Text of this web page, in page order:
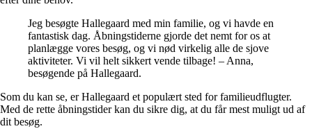
Jeg besøgte Hallegaard med min familie, og vi havde en
fantastisk dag. Åbningstiderne gjorde det nemt for os at
planlægge vores besøg, og vi nød virkelig alle de sjove
aktiviteter. Vi vil helt sikkert vende tilbage! – Anna,
besøgende på Hallegaard.
Som du kan se, er Hallegaard et populært sted for familieudflugter.
Med de rette åbningstider kan du sikre dig, at du får mest muligt ud af
dit besøg.